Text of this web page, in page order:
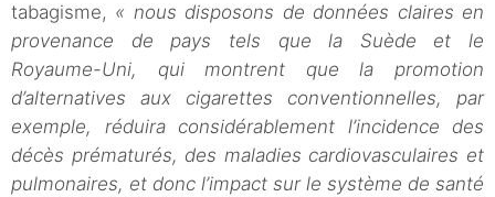
tabagisme, « nous disposons de données claires en
provenance de pays tels que la Suède et le
Royaume-Uni, qui montrent que la promotion
d’alternatives aux cigarettes conventionnelles, par
exemple, réduira considérablement l’incidence des
décès prématurés, des maladies cardiovasculaires et
pulmonaires, et donc l’impact sur le système de santé